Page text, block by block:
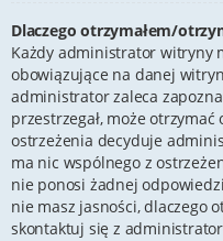
Dlaczego otrzymałem/
Każdy administrator witryny
obowiązujące na danej
administrator zaleca
przestrzegał, może
ostrzeżenia decyduje
ma nic wspólnego z
nie ponosi żadnej
nie masz jasności, dlaczego
skontaktuj się z